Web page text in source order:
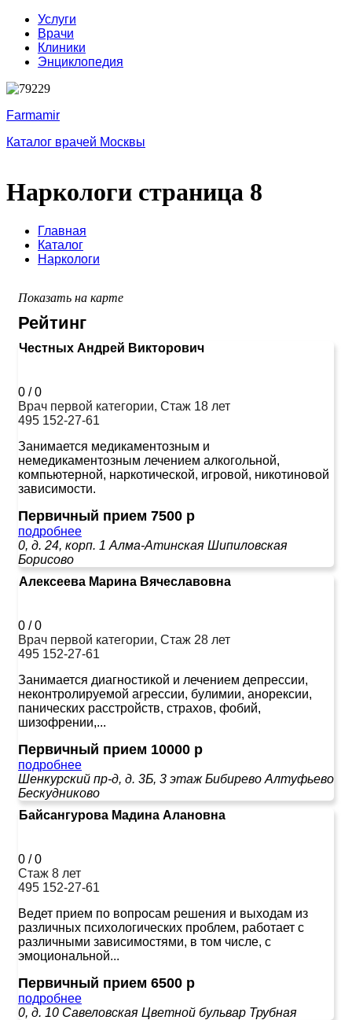
Услуги
Врачи
Клиники
Энциклопедия
Farmamir
Каталог врачей Москвы
Наркологи страница 8
Главная
Каталог
Наркологи
Показать на карте
Рейтинг
Честных Андрей Викторович
0 /0
Врач первой категории, Стаж 18 лет
495 152-27-61
Занимается медикаментозным и
немедикаментозным лечением алкогольной,
компьютерной, наркотической, игровой, никотиновой
зависимости.
Первичный прием 7500 р
подробнее
0, д. 24, корп. 1 Алма-Атинская Шипиловская
Борисово
Алексеева Марина Вячеславовна
0 /0
Врач первой категории, Стаж 28 лет
495 152-27-61
Занимается диагностикой и лечением депрессии,
неконтролируемой агрессии, булимии, анорексии,
панических расстройств, страхов, фобий,
шизофрении,...
Первичный прием 10000 р
подробнее
Шенкурский пр-д, д. 3Б, 3 этажБибирево Алтуфьево
Бескудниково
Байсангурова Мадина Алановна
0 /0
Стаж 8 лет
495 152-27-61
Ведет прием по вопросам решения и выходам из
различных психологических проблем, работает с
различными зависимостями, в том числе, с
эмоциональной...
Первичный прием 6500 р
подробнее
0, д. 10 Савеловская Цветной бульвар Трубная